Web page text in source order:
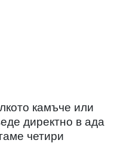
камъче или
директно в ада
четири